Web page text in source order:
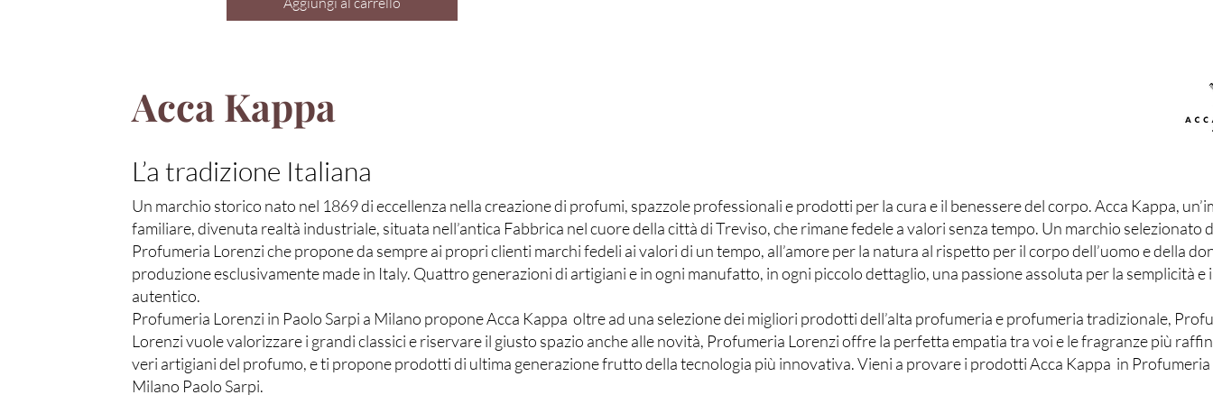
Acca Kappa
L’a tradizione Italiana
Un marchio storico nato nel 1869 di eccellenza nella creazione di profumi, spazzole professionali e prodotti per la cura e il benessere del corpo. Acca Kappa,
familiare, divenuta realtà industriale, situata nell’antica Fabbrica nel cuore della città di Treviso, che rimane fedele a valori senza tempo. Un marchio selezionato
Profumeria Lorenzi che propone da sempre ai propri clienti marchi fedeli ai valori di un tempo, all’amore per la natura al rispetto per il corpo dell’uomo e della
produzione esclusivamente made in Italy. Quattro generazioni di artigiani e in ogni manufatto, in ogni piccolo dettaglio, una passione assoluta per la semplicità e
autentico.
Profumeria Lorenzi in Paolo Sarpi a Milano propone Acca Kappa oltre ad una selezione dei migliori prodotti dell’alta profumeria e profumeria tradizionale,
Lorenzi vuole valorizzare i grandi classici e riservare il giusto spazio anche alle novità, Profumeria Lorenzi offre la perfetta empatia tra voi e le fragranze più
veri artigiani del profumo, e ti propone prodotti di ultima generazione frutto della tecnologia più innovativa. Vieni a provare i prodotti Acca Kappa in
Milano Paolo Sarpi.